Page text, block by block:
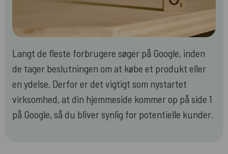
Langt de fleste forbrugere søger på Google, inden
de tager beslutningen om at købe et produkt eller
en ydelse. Derfor er det vigtigt som nystartet
virksomhed, at din hjemmeside kommer op på side 1
på Google, så du bliver synlig for potentielle kunder.